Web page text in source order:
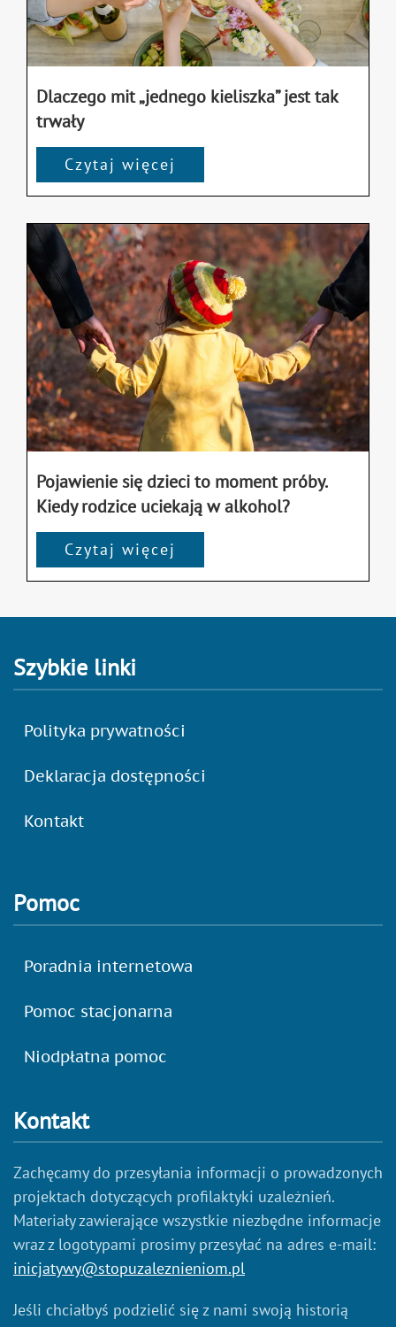
Dlaczego mit „jednego kieliszka” jest tak
trwały
Czytaj więcej
Pojawienie się dzieci to moment próby.
Kiedy rodzice uciekają w alkohol?
Czytaj więcej
Szybkie linki
Polityka prywatności
Deklaracja dostępności
Kontakt
Pomoc
Poradnia internetowa
Pomoc stacjonarna
Niodpłatna pomoc
Kontakt
Zachęcamy do przesyłania informacji o prowadzonych
projektach dotyczących profilaktyki uzależnień.
Materiały zawierające wszystkie niezbędne informacje
wraz z logotypami prosimy przesyłać na adres e-mail:
inicjatywy@stopuzaleznieniom.pl
Jeśli chciałbyś podzielić się z nami swoją historią